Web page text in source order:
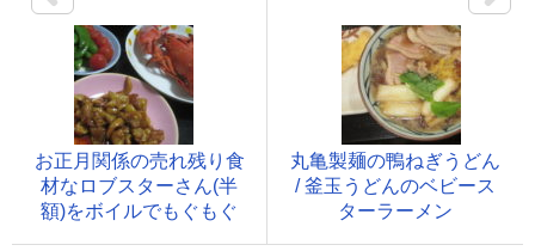
お正月関係の売れ残り食
材なロブスターさん(半
額)をボイルでもぐもぐ
丸亀製麺の鴨ねぎうどん
/ 釜玉うどんのベビース
ターラーメン